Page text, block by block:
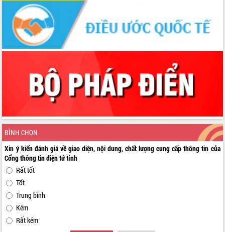
BÌNH CHỌN
Xin ý kiến đánh giá về giao diện, nội dung, chất lượng cung cấp thông tin của
Cổng thông tin điện tử tỉnh
Rất tốt
Tốt
Trung bình
Kém
Rất kém